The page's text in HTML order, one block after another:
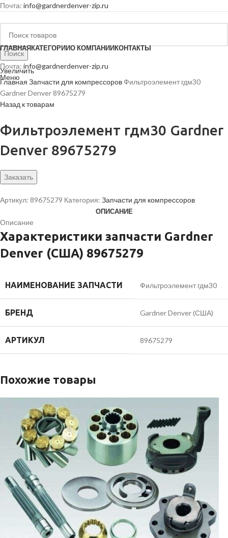
Почта: info@gardnerdenver-zip.ru
Поиск
Почта: info@gardnerdenver-zip.ru
Меню
ГЛАВНАЯКАТЕГОРИИО КОМПАНИИКОНТАКТЫ
Увеличить
Главная Запчасти для компрессоров Фильтроэлемент гдм30
Gardner Denver 89675279
Назад к товарам
Фильтроэлемент гдм30 Gardner
Denver 89675279
Заказать
Артикул: 89675279 Категория: Запчасти для компрессоров
ОПИСАНИЕ
Описание
Характеристики запчасти Gardner
Denver (США) 89675279
НАИМЕНОВАНИЕ ЗАПЧАСТИ Фильтроэлемент гдм30
БРЕНД Gardner Denver (США)
АРТИКУЛ 89675279
Похожие товары